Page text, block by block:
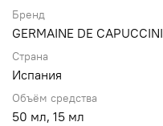
Бренд
GERMAINE DE CAPUCCINI
Страна
Испания
Объём средства
50 мл, 15 мл